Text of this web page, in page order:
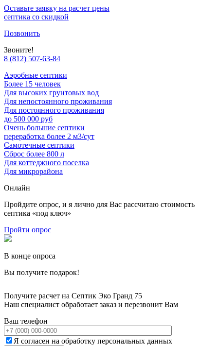
Оставьте заявку на расчет цены
септика со скидкой
Позвонить
Звоните!
8 (812) 507-63-84
Аэробные септики
Более 15 человек
Для высоких грунтовых вод
Для непостоянного проживания
Для постоянного проживания
до 500 000 руб
Очень большие септики
переработка более 2 м3/сут
Самотечные септики
Сброс более 800 л
Для коттеджного поселка
Для микрорайона
Онлайн
Пройдите опрос, и я лично для Вас рассчитаю стоимость
септика «под ключ»
Пройти опрос
В конце опроса
Вы получите подарок!
Получите расчет на Септик Эко Гранд 75
Наш специалист обработает заказ и перезвонит Вам
Ваш телефон
Я согласен на обработку персональных данных